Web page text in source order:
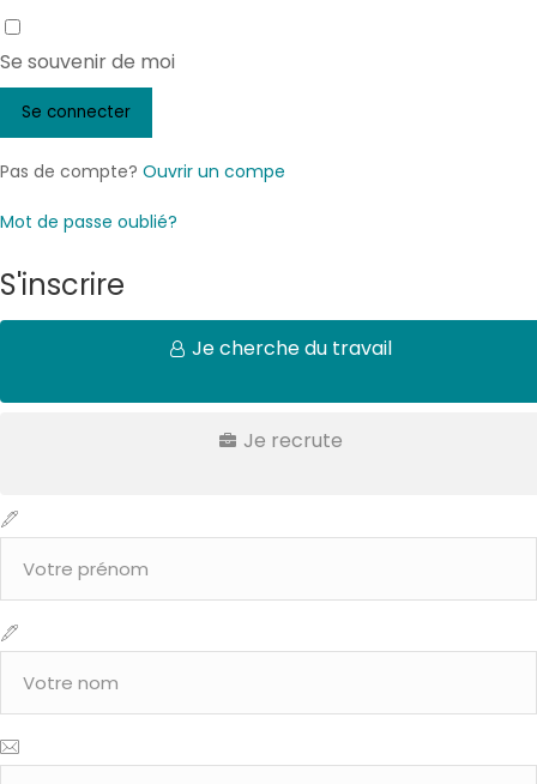
Se souvenir de moi
Pas de compte? Ouvrir un compe
Mot de passe oublié?
S'inscrire
Je cherche du travail
Je recrute